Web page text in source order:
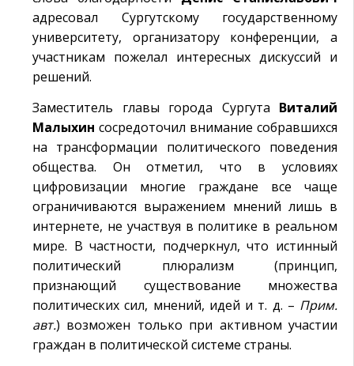
адресовал Сургутскому государственному
университету, организатору конференции, а
участникам пожелал интересных дискуссий и
решений.
Заместитель главы города Сургута Виталий
Малыхин сосредоточил внимание собравшихся
на трансформации политического поведения
общества. Он отметил, что в условиях
цифровизации многие граждане все чаще
ограничиваются выражением мнений лишь в
интернете, не участвуя в политике в реальном
мире. В частности, подчеркнул, что истинный
политический плюрализм (принцип,
признающий существование множества
политических сил, мнений, идей и т. д. – Прим.
авт.) возможен только при активном участии
граждан в политической системе страны.